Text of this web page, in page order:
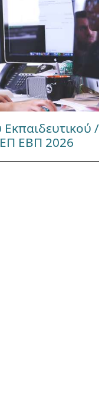
Εκπαιδευτικού /
ΕΒΠ 2026